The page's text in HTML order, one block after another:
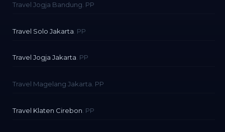
Travel Jogja Bandung. PP
Travel Solo Jakarta . PP
Travel Jogja Jakarta. PP
Travel Magelang Jakarta. PP
Travel Klaten Cirebon . PP